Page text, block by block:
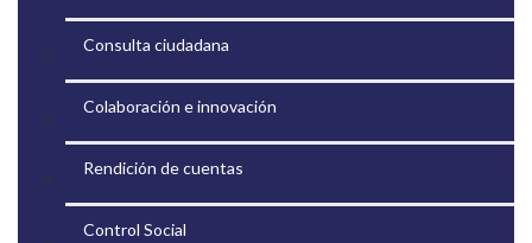
Consulta ciudadana
Colaboración e innovación
Rendición de cuentas
Control Social